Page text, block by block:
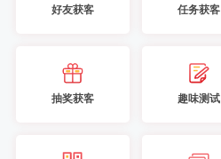
好友获客 任务获客
抽奖获客 趣味测试